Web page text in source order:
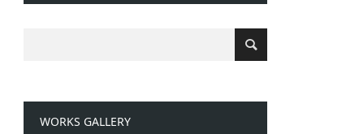
WORKS GALLERY